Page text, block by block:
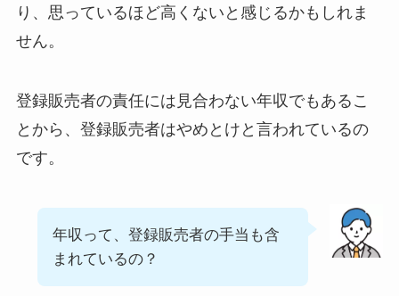
り、思っているほど高くないと感じるかもしれま
せん。
登録販売者の責任には見合わない年収でもあるこ
とから、登録販売者はやめとけと言われているの
です。
年収って、登録販売者の手当も含
まれているの？